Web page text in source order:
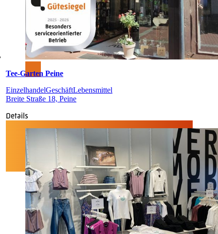
Tee-Garten Peine
EinzelhandelGeschäftLebensmittel
Breite Straße 18, Peine
Details